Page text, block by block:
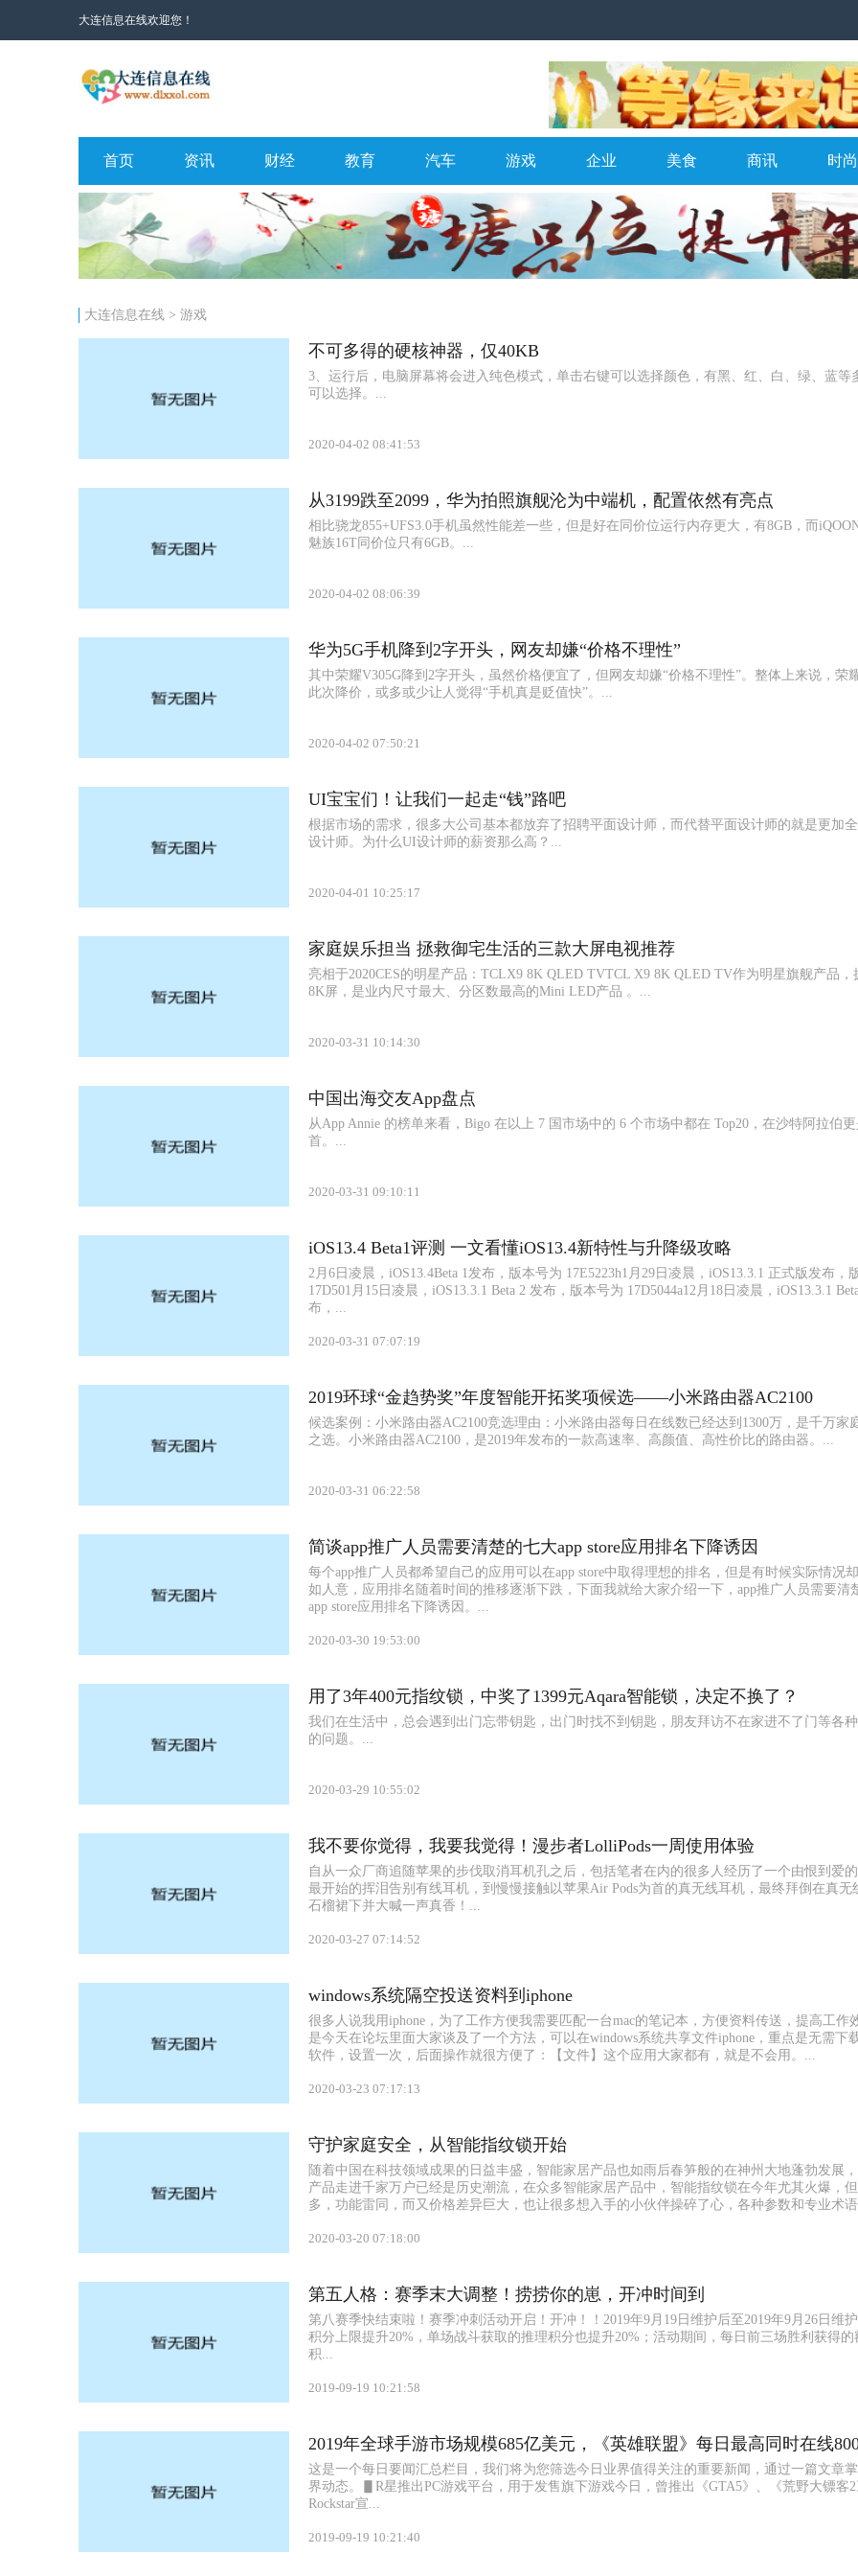
大连信息在线欢迎您！
首页 资讯 财经 教育 汽车 游戏 企业 美食 商讯 时尚
大连信息在线> 游戏
不可多得的硬核神器，仅40KB
3、运行后，电脑屏幕将会进入纯色模式，单击右键可以选择颜色，有黑、红、白、绿、蓝等
可以选择。...
2020-04-02 08:41:53
从3199跌至2099，华为拍照旗舰沦为中端机，配置依然有亮点
相比骁龙855+UFS3.0手机虽然性能差一些，但是好在同价位运行内存更大，有8GB，而
魅族16T同价位只有6GB。...
2020-04-02 08:06:39
华为5G手机降到2字开头，网友却嫌“价格不理性”
其中荣耀V305G降到2字开头，虽然价格便宜了，但网友却嫌“价格不理性”。整体上来说，荣
此次降价，或多或少让人觉得“手机真是贬值快”。...
2020-04-02 07:50:21
UI宝宝们！让我们一起走“钱”路吧
根据市场的需求，很多大公司基本都放弃了招聘平面设计师，而代替平面设计师的就是更加
设计师。为什么UI设计师的薪资那么高？...
2020-04-01 10:25:17
家庭娱乐担当 拯救御宅生活的三款大屏电视推荐
亮相于2020CES的明星产品：TCLX9 8K QLED TVTCL X9 8K QLED TV作为明星旗舰产品，
8K屏，是业内尺寸最大、分区数最高的Mini LED产品 。...
2020-03-31 10:14:30
中国出海交友App盘点
从App Annie 的榜单来看，Bigo 在以上 7 国市场中的 6 个市场中都在 Top20，在沙特阿拉伯
首。...
2020-03-31 09:10:11
iOS13.4 Beta1评测 一文看懂iOS13.4新特性与升降级攻略
2月6日凌晨，iOS13.4Beta 1发布，版本号为 17E5223h1月29日凌晨，iOS13.3.1 正式版发布，
17D501月15日凌晨，iOS13.3.1 Beta 2 发布，版本号为 17D5044a12月18日凌晨，iOS13.3.1
布，...
2020-03-31 07:07:19
2019环球“金趋势奖”年度智能开拓奖项候选——小米路由器AC2100
候选案例：小米路由器AC2100竞选理由：小米路由器每日在线数已经达到1300万，是千万家
之选。小米路由器AC2100，是2019年发布的一款高速率、高颜值、高性价比的路由器。...
2020-03-31 06:22:58
简谈app推广人员需要清楚的七大app store应用排名下降诱因
每个app推广人员都希望自己的应用可以在app store中取得理想的排名，但是有时候实际情况
如人意，应用排名随着时间的推移逐渐下跌，下面我就给大家介绍一下，app推广人员需要清
app store应用排名下降诱因。...
2020-03-30 19:53:00
用了3年400元指纹锁，中奖了1399元Aqara智能锁，决定不换了？
我们在生活中，总会遇到出门忘带钥匙，出门时找不到钥匙，朋友拜访不在家进不了门等各
的问题。...
2020-03-29 10:55:02
我不要你觉得，我要我觉得！漫步者LolliPods一周使用体验
自从一众厂商追随苹果的步伐取消耳机孔之后，包括笔者在内的很多人经历了一个由恨到爱
最开始的挥泪告别有线耳机，到慢慢接触以苹果Air Pods为首的真无线耳机，最终拜倒在真无
石榴裙下并大喊一声真香！...
2020-03-27 07:14:52
windows系统隔空投送资料到iphone
很多人说我用iphone，为了工作方便我需要匹配一台mac的笔记本，方便资料传送，提高工作
是今天在论坛里面大家谈及了一个方法，可以在windows系统共享文件iphone，重点是无需下
软件，设置一次，后面操作就很方便了：【文件】这个应用大家都有，就是不会用。...
2020-03-23 07:17:13
守护家庭安全，从智能指纹锁开始
随着中国在科技领域成果的日益丰盛，智能家居产品也如雨后春笋般的在神州大地蓬勃发展
产品走进千家万户已经是历史潮流，在众多智能家居产品中，智能指纹锁在今年尤其火爆，
多，功能雷同，而又价格差异巨大，也让很多想入手的小伙伴操碎了心，各种参数和专业术
2020-03-20 07:18:00
第五人格：赛季末大调整！捞捞你的崽，开冲时间到
第八赛季快结束啦！赛季冲刺活动开启！开冲！！2019年9月19日维护后至2019年9月26日维
积分上限提升20%，单场战斗获取的推理积分也提升20%；活动期间，每日前三场胜利获得的
积...
2019-09-19 10:21:58
2019年全球手游市场规模685亿美元，《英雄联盟》每日最高同时在线
葡萄晚报
这是一个每日要闻汇总栏目，我们将为您筛选今日业界值得关注的重要新闻，通过一篇文章
界动态。▋R星推出PC游戏平台，用于发售旗下游戏今日，曾推出《GTA5》、《荒野大镖客2
Rockstar宣...
2019-09-19 10:21:40
浪琴、积家、劳力士，2020竟